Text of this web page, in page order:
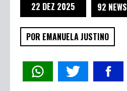
22 DEZ 2025 92 NEWS
POR EMANUELA JUSTINO